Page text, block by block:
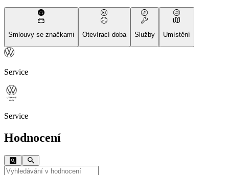
Smlouvy se značkami Otevírací doba Služby Umístění
Service
Service
Hodnocení